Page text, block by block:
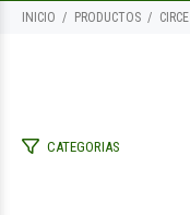
INICIO PRODUCTOS CIRCE
CATEGORIAS